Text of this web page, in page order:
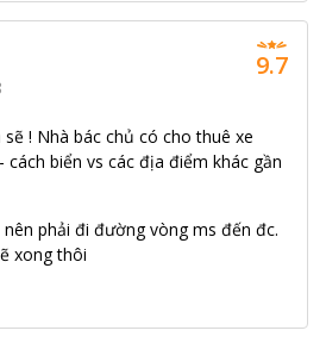
sẽ ! Nhà bác chủ có cho thuê xe
biển vs các địa điểm khác gần
phải đi đường vòng ms đến đc.
xong thôi
9.7